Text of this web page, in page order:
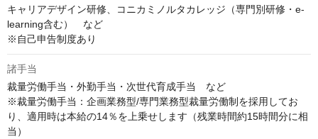
キャリアデザイン研修、コニカミノルタカレッジ（専門別研修・e-
learning含む）　など
※自己申告制度あり
諸手当
裁量労働手当・外勤手当・次世代育成手当　など
※裁量労働手当：企画業務型/専門業務型裁量労働制を採用してお
り、適用時は本給の14％を上乗せします（残業時間約15時間分に相
当）